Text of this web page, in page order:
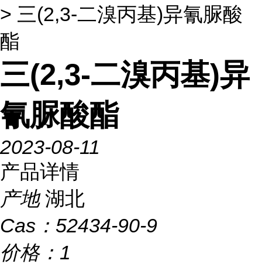
> 三(2,3-二溴丙基)异氰脲酸
酯
三(2,3-二溴丙基)异
氰脲酸酯
2023-08-11
产品详情
产地 湖北
Cas： 52434-90-9
价格： 1